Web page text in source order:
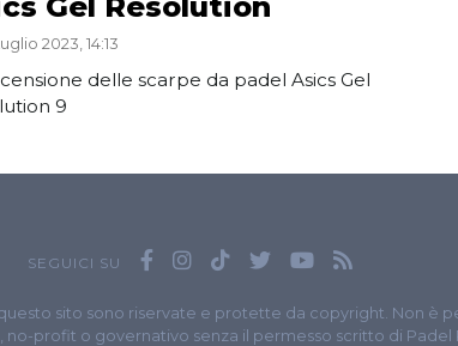
2023, 14:13
delle scarpe da padel Asics Gel
9
SEGUICI SU
sito sono riservate e protette da copyright. Non è
no-profit o governativo senza il permesso scritto di Padel